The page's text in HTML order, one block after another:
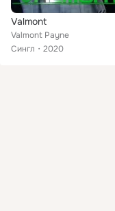
Valmont
Valmont Payne
Сингл
2020